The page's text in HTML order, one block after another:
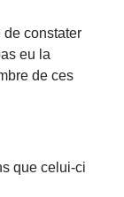
de constater
eu la
de ces
que celui-ci